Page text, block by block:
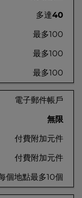
多達40
最多100
最多100
最多100
電子郵件帳戶
無限
付費附加元件
付費附加元件
個地點最多10個